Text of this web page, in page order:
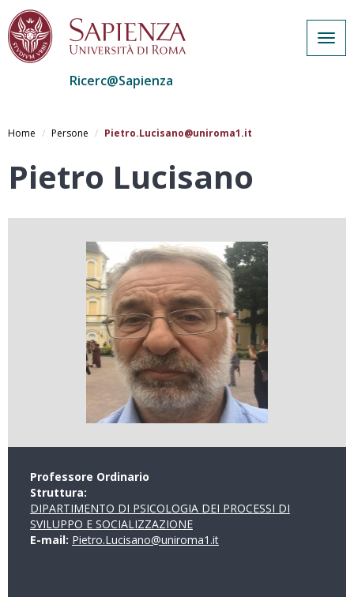
al
principale
Ricerc@Sapienza
Home Persone Pietro.Lucisano@uniroma1.it
Pietro Lucisano
Professore Ordinario
Struttura:
DIPARTIMENTO DI PSICOLOGIA DEI PROCESSI DI
SVILUPPO E SOCIALIZZAZIONE
E-mail: Pietro.Lucisano@uniroma1.it